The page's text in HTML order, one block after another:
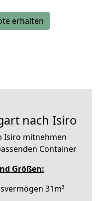
erhalten
nach Isiro
Isiro mitnehmen
Container
Größen:
31m³